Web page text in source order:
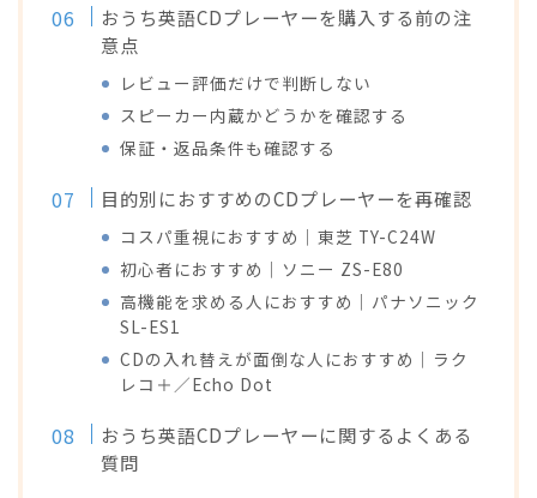
おうち英語CDプレーヤーを購入する前の注
意点
レビュー評価だけで判断しない
スピーカー内蔵かどうかを確認する
保証・返品条件も確認する
目的別におすすめのCDプレーヤーを再確認
コスパ重視におすすめ｜東芝 TY-C24W
初心者におすすめ｜ソニー ZS-E80
高機能を求める人におすすめ｜パナソニック
SL-ES1
CDの入れ替えが面倒な人におすすめ｜ラク
レコ＋／Echo Dot
おうち英語CDプレーヤーに関するよくある
質問